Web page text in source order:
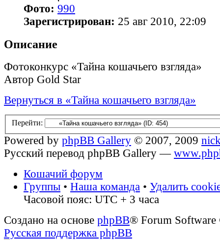
Фото: 990
Зарегистрирован: 25 авг 2010, 22:09
Описание
Фотоконкурс «Тайна кошачьего взгляда»
Автор Gold Star
Вернуться в «Тайна кошачьего взгляда»
Перейти:
Powered by phpBB Gallery © 2007, 2009
Русский перевод phpBB Gallery —
Кошачий форум
Группы • Наша команда • Удалить
Часовой пояс: UTC + 3 часа
Создано на основе phpBB® Forum
Русская поддержка phpBB